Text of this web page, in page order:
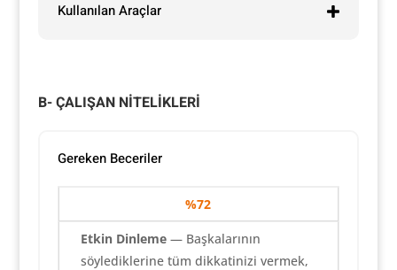
Kullanılan Araçlar
B- ÇALIŞAN NİTELİKLERİ
Gereken Beceriler
%72
Etkin Dinleme— Başkalarının
söylediklerine tüm dikkatinizi vermek,